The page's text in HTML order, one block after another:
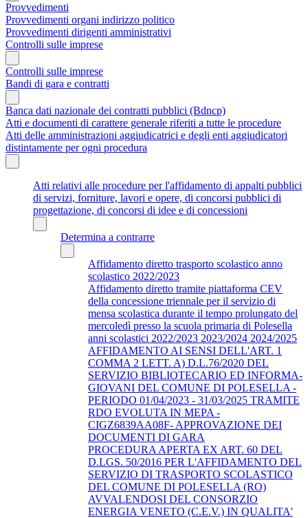
Provvedimenti
Provvedimenti organi indirizzo politico
Provvedimenti dirigenti amministrativi
Controlli sulle imprese
Controlli sulle imprese
Bandi di gara e contratti
Banca dati nazionale dei contratti pubblici (Bdncp)
Atti e documenti di carattere generale riferiti a tutte le procedure
Atti delle amministrazioni aggiudicatrici e degli enti aggiudicatori
distintamente per ogni procedura
Atti relativi alle procedure per l'affidamento di appalti pubblici
di servizi, forniture, lavori e opere, di concorsi pubblici di
progettazione, di concorsi di idee e di concessioni
Determina a contrarre
Affidamento diretto trasporto scolastico anno
scolastico 2022/2023
Affidamento diretto tramite piattaforma CEV
della concessione triennale per il servizio di
mensa scolastica durante il tempo prolungato del
mercoledì presso la scuola primaria di Polesella
anni scolastici 2022/2023 2023/2024 2024/2025
AFFIDAMENTO AI SENSI DELL'ART. 1
COMMA 2 LETT. A) D.L.76/2020 DEL
SERVIZIO BIBLIOTECARIO ED INFORMA-
GIOVANI DEL COMUNE DI POLESELLA -
PERIODO 01/04/2023 - 31/03/2025 TRAMITE
RDO EVOLUTA IN MEPA -
CIGZ6839AA08F- APPROVAZIONE DEI
DOCUMENTI DI GARA
PROCEDURA APERTA EX ART. 60 DEL
D.LGS. 50/2016 PER L'AFFIDAMENTO DEL
SERVIZIO DI TRASPORTO SCOLASTICO
DEL COMUNE DI POLESELLA (RO)
AVVALENDOSI DEL CONSORZIO
ENERGIA VENETO (C.E.V.) IN QUALITA'